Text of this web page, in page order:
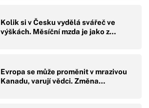
Kolik si v Česku vydělá svářeč ve
výškách. Měsíční mzda je jako z…
Evropa se může proměnit v mrazivou
Kanadu, varují vědci. Změna…